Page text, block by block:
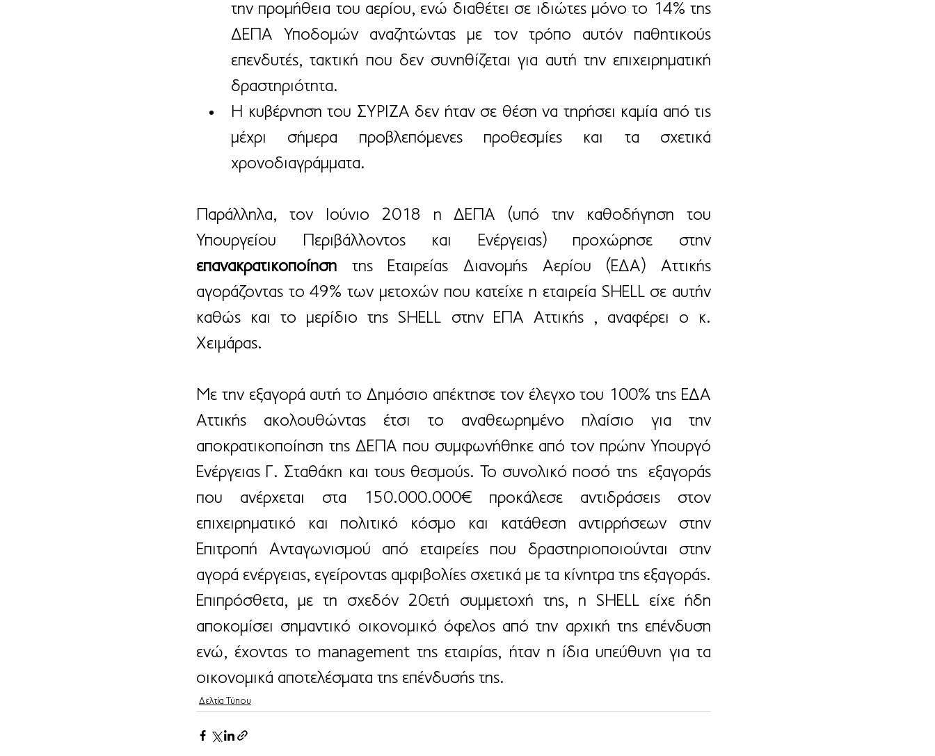
την προμήθεια του αερίου, ενώ διαθέτει σε ιδιώτες μόνο το 14% της
ΔΕΠΑ Υποδομών αναζητώντας με τον τρόπο αυτόν παθητικούς
επενδυτές, τακτική που δεν συνηθίζεται για αυτή την επιχειρηματική
δραστηριότητα.
Η κυβέρνηση του ΣΥΡΙΖΑ δεν ήταν σε θέση να τηρήσει καμία από τις
μέχρι σήμερα προβλεπόμενες προθεσμίες και τα σχετικά
χρονοδιαγράμματα.
Παράλληλα, τον Ιούνιο 2018 η ΔΕΠΑ (υπό την καθοδήγηση του
επανακρατικοποίηση της Εταιρείας Διανομής Αερίου (ΕΔΑ) Αττικής
αγοράζοντας το 49% των μετοχών που κατείχε η εταιρεία SHELL σε αυτήν
καθώς και το μερίδιο της SHELL στην ΕΠΑ Αττικής , αναφέρει ο κ.
Χειμάρας.
Με την εξαγορά αυτή το Δημόσιο απέκτησε τον έλεγχο του 100% της ΕΔΑ
Αττικής ακολουθώντας έτσι το αναθεωρημένο πλαίσιο για την
αποκρατικοποίηση της ΔΕΠΑ που συμφωνήθηκε από τον πρώην Υπουργό
Ενέργειας Γ. Σταθάκη και τους θεσμούς. Το συνολικό ποσό της  εξαγοράς
που ανέρχεται στα 150.000.000€ προκάλεσε αντιδράσεις στον
επιχειρηματικό και πολιτικό κόσμο και κατάθεση αντιρρήσεων στην
Επιτροπή Ανταγωνισμού από εταιρείες που δραστηριοποιούνται στην
αγορά ενέργειας, εγείροντας αμφιβολίες σχετικά με τα κίνητρα της εξαγοράς.
Επιπρόσθετα, με τη σχεδόν 20ετή συμμετοχή της, η SHELL είχε ήδη
αποκομίσει σημαντικό οικονομικό όφελος από την αρχική της επένδυση
ενώ, έχοντας το management της εταιρίας, ήταν η ίδια υπεύθυνη για τα
οικονομικά αποτελέσματα της επένδυσής της.
Δελτία Τύπου